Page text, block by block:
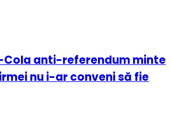
Cola anti-referendum minte
nu i-ar conveni să fie